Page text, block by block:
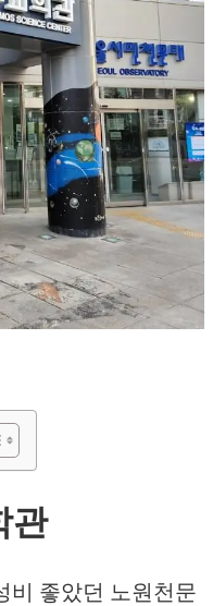
관
비 좋았던 노원천문